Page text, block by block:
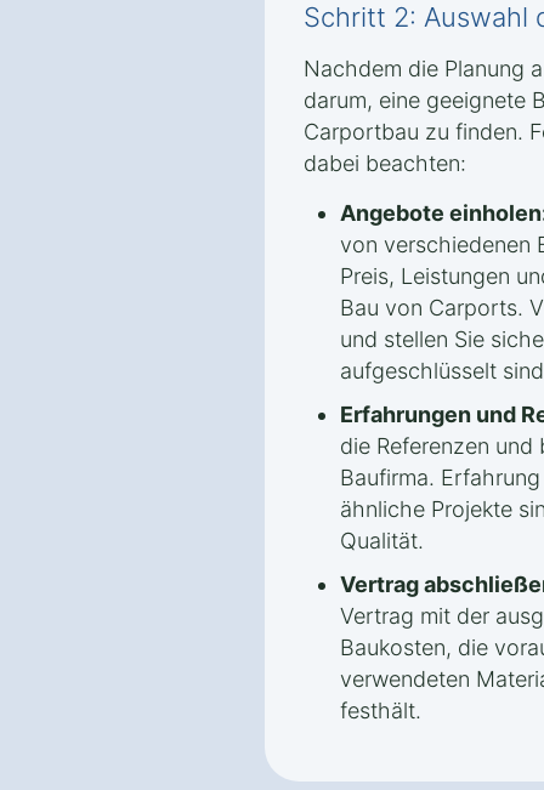
Schritt 2: Auswahl
Nachdem die Planung
darum, eine geeignete
Carportbau zu finden.
dabei beachten:
Angebote
von verschiedenen
Preis, Leistungen
Bau von Carports.
und stellen Sie
aufgeschlüsselt
Erfahrungen und
die Referenzen und
Baufirma.
ähnliche Projekte
Qualität.
Vertrag
Vertrag mit der
Baukosten, die
verwendeten
festhält.